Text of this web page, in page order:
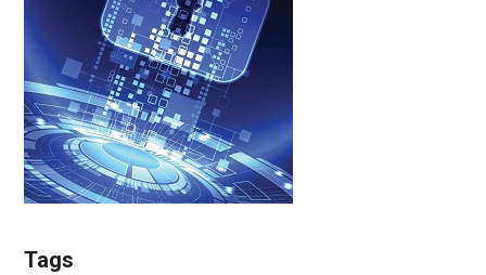
Tags